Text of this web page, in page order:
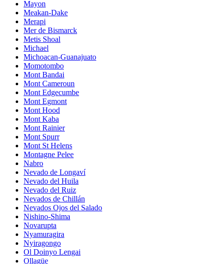
Mayon
Meakan-Dake
Merapi
Mer de Bismarck
Metis Shoal
Michael
Michoacan-Guanajuato
Momotombo
Mont Bandai
Mont Cameroun
Mont Edgecumbe
Mont Egmont
Mont Hood
Mont Kaba
Mont Rainier
Mont Spurr
Mont St Helens
Montagne Pelee
Nabro
Nevado de Longaví
Nevado del Huila
Nevado del Ruiz
Nevados de Chillán
Nevados Ojos del Salado
Nishino-Shima
Novarupta
Nyamuragira
Nyiragongo
Ol Doinyo Lengai
Ollagüe